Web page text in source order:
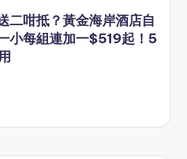
二咁抵？黃金海岸酒店自
小每組連加一$519起！5